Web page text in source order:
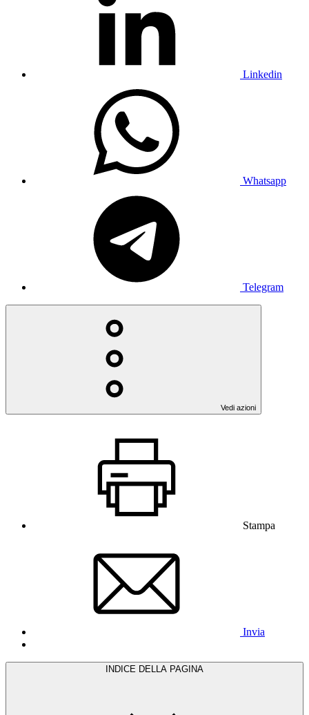
Linkedin
Whatsapp
Telegram
Vedi azioni
Stampa
Invia
INDICE DELLA PAGINA